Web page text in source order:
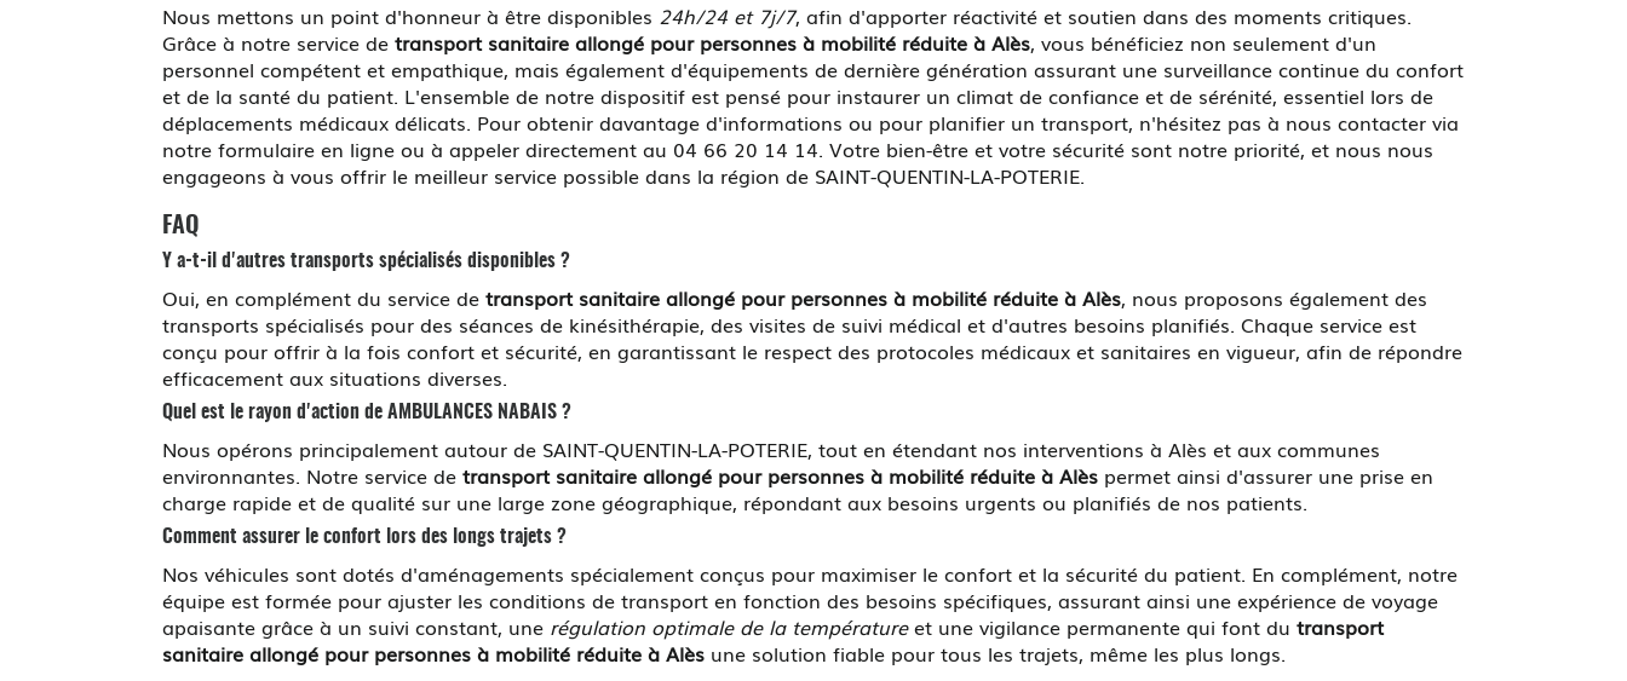
Nous mettons un point d'honneur à être disponibles 24h/24 et 7j/7, afin d'apporter réactivité et soutien dans des moments critiques.
Grâce à notre service detransport sanitaire allongé pour personnes à mobilité réduite à Alès, vous bénéficiez non seulement d'un
personnel compétent et empathique, mais également d'équipements de dernière génération assurant une surveillance continue du confort
et de la santé du patient. L'ensemble de notre dispositif est pensé pour instaurer un climat de confiance et de sérénité, essentiel lors de
déplacements médicaux délicats. Pour obtenir davantage d'informations ou pour planifier un transport, n'hésitez pas à nous contacter via
notre formulaire en ligne ou à appeler directement au 04 66 20 14 14. Votre bien-être et votre sécurité sont notre priorité, et nous nous
engageons à vous offrir le meilleur service possible dans la région de SAINT-QUENTIN-LA-POTERIE.
FAQ
Y a-t-il d'autres transports spécialisés disponibles ?
Oui, en complément du service detransport sanitaire allongé pour personnes à mobilité réduite à Alès, nous proposons également des
transports spécialisés pour des séances de kinésithérapie, des visites de suivi médical et d'autres besoins planifiés. Chaque service est
conçu pour offrir à la fois confort et sécurité, en garantissant le respect des protocoles médicaux et sanitaires en vigueur, afin de répondre
efficacement aux situations diverses.
Quel est le rayon d'action de AMBULANCES NABAIS ?
Nous opérons principalement autour de SAINT-QUENTIN-LA-POTERIE, tout en étendant nos interventions à Alès et aux communes
environnantes. Notre service detransport sanitaire allongé pour personnes à mobilité réduite à Alès permet ainsi d'assurer une prise en
charge rapide et de qualité sur une large zone géographique, répondant aux besoins urgents ou planifiés de nos patients.
Comment assurer le confort lors des longs trajets ?
Nos véhicules sont dotés d'aménagements spécialement conçus pour maximiser le confort et la sécurité du patient. En complément, notre
équipe est formée pour ajuster les conditions de transport en fonction des besoins spécifiques, assurant ainsi une expérience de voyage
apaisante grâce à un suivi constant, une régulation optimale de la températureet une vigilance permanente qui font dutransport
sanitaire allongé pour personnes à mobilité réduite à Alès une solution fiable pour tous les trajets, même les plus longs.